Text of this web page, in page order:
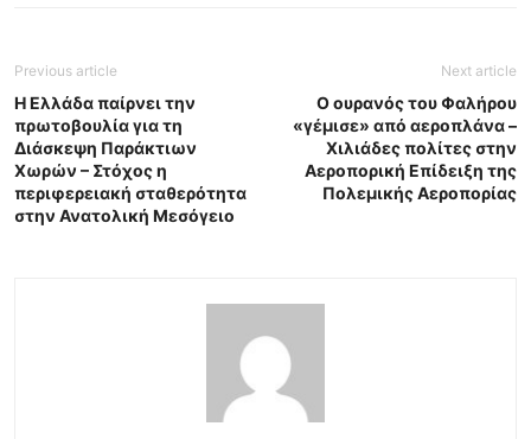
Previous article
Η Ελλάδα παίρνει την
πρωτοβουλία για τη
Διάσκεψη Παράκτιων
Χωρών – Στόχος η
περιφερειακή σταθερότητα
στην Ανατολική Μεσόγειο
Next article
Ο ουρανός του Φαλήρου
«γέμισε» από αεροπλάνα –
Χιλιάδες πολίτες στην
Αεροπορική Επίδειξη της
Πολεμικής Αεροπορίας